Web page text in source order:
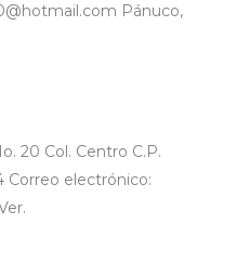
Pánuco,
20 Col. Centro C.P.
Correo electrónico: